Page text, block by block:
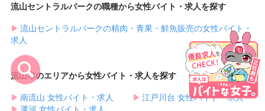
流山セントラルパークの職種から女性バイト・求人を探す
▶︎ 流山セントラルパークの精肉・青果・鮮魚販売の女性バイト・
求人
流山市のエリアから女性バイト・求人を探す
▶︎ 南流山 女性バイト・求人 ▶︎ 江戸川台 女性バイト・求人